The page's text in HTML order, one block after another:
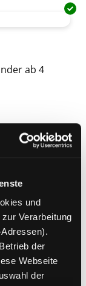
und
Verarbeitung
der
Webseite
der
ab 4